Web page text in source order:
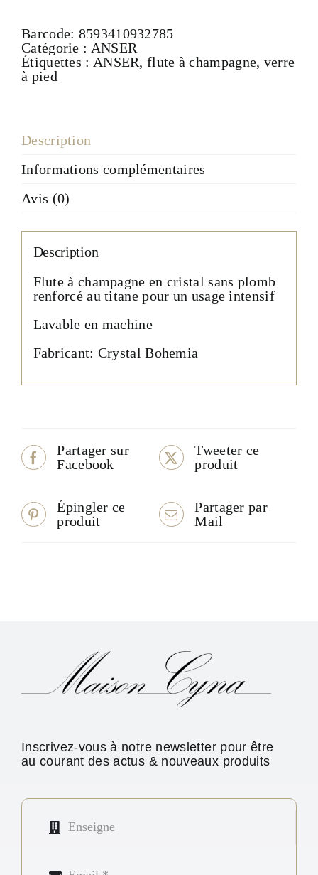
Collection
ANSER
Barcode: 8593410932785
Catégorie : ANSER
Étiquettes : ANSER,flute à champagne, verre
à pied
Description
Informations complémentaires
Avis (0)
Description
Flute à champagne en cristal sans plomb
renforcé au titane pour un usage intensif
Lavable en machine
Fabricant: Crystal Bohemia
Partager sur
Facebook
Tweeter ce
produit
Épingler ce
produit
Partager par
Mail
Inscrivez-vous à notre newsletter pour être
au courant des actus & nouveaux produits